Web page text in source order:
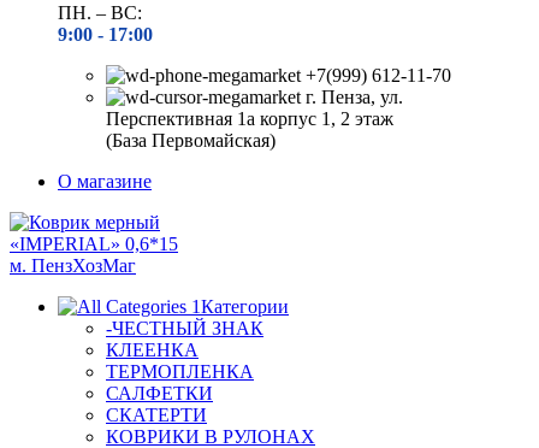
ПН. – ВС:
9:00 - 17:00
+7(999) 612-11-70
г. Пенза, ул.
Перспективная 1а корпус 1, 2 этаж
(База Первомайская)
О магазине
Категории
-ЧЕСТНЫЙ ЗНАК
КЛЕЕНКА
ТЕРМОПЛЕНКА
САЛФЕТКИ
СКАТЕРТИ
КОВРИКИ В РУЛОНАХ